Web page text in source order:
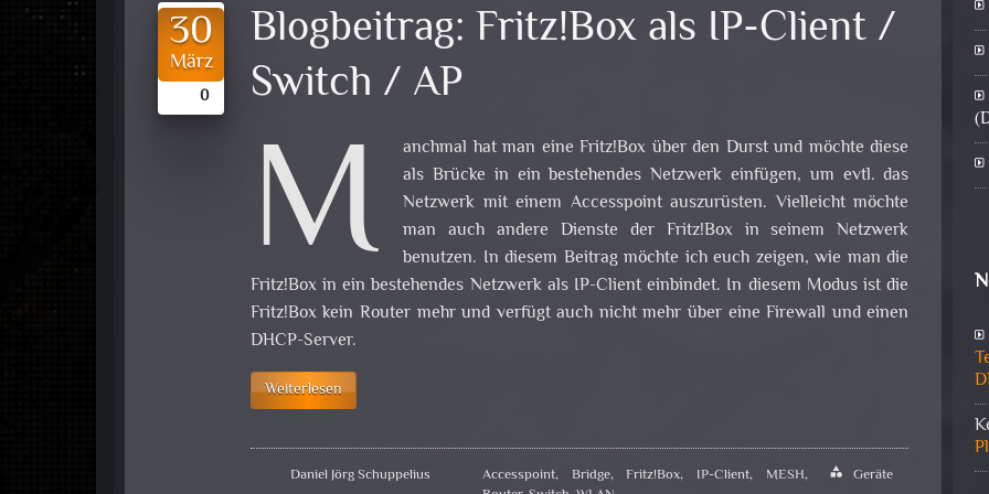
30
März
0
Blogbeitrag: Fritz!Box als IP-Client /
Switch / AP
M
anchmal hat man eine Fritz!Box über den Durst und möchte diese
als Brücke in ein bestehendes Netzwerk einfügen, um evtl. das
Netzwerk mit einem Accesspoint auszurüsten. Vielleicht möchte
man auch andere Dienste der Fritz!Box in seinem Netzwerk
benutzen. In diesem Beitrag möchte ich euch zeigen, wie man die
Fritz!Box in ein bestehendes Netzwerk als IP-Client einbindet. In diesem Modus ist die
Fritz!Box kein Router mehr und verfügt auch nicht mehr über eine Firewall und einen
DHCP-Server.
Weiterlesen
Daniel Jörg Schuppelius Accesspoint, Bridge,Fritz!Box, IP-Client, MESH,
category Geräte